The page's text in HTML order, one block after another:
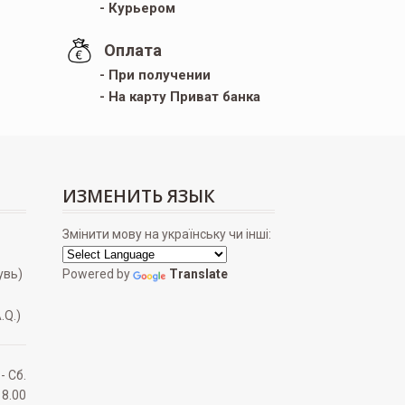
- Курьером
Оплата
- При получении
- На карту Приват банка
Сб.
ИЗМЕНИТЬ ЯЗЫК
Змінити мову на українську чи інші:
Powered by Translate